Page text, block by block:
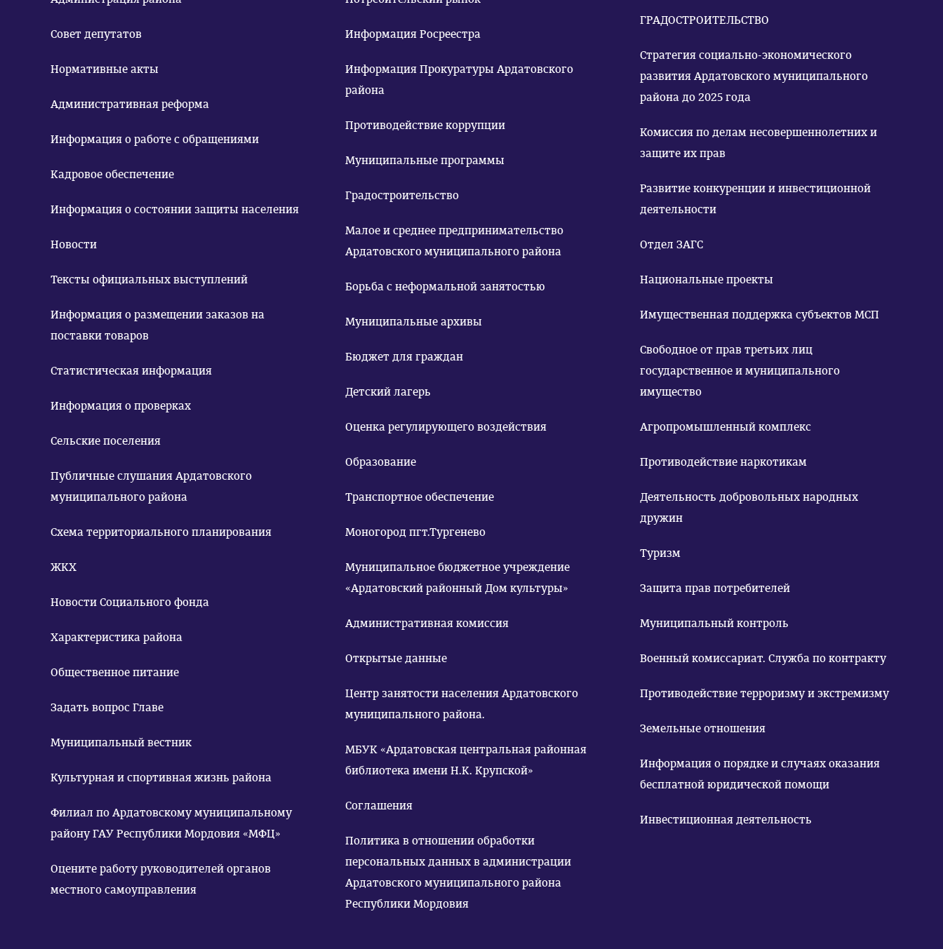
Совет депутатов
Нормативные акты
Административная реформа
Информация о работе с обращениями
Кадровое обеспечение
Информация о состоянии защиты населения
Новости
Тексты официальных выступлений
Информация о размещении заказов на
поставки товаров
Статистическая информация
Информация о проверках
Сельские поселения
Публичные слушания Ардатовского
муниципального района
Схема территориального планирования
ЖКХ
Новости Социального фонда
Характеристика района
Общественное питание
Задать вопрос Главе
Муниципальный вестник
Культурная и спортивная жизнь района
Филиал по Ардатовскому муниципальному
району ГАУ Республики Мордовия «МФЦ»
Оцените работу руководителей органов
местного самоуправления
Информация Росреестра
Информация Прокуратуры Ардатовского
района
Противодействие коррупции
Муниципальные программы
Градостроительство
Малое и среднее предпринимательство
Ардатовского муниципального района
Борьба с неформальной занятостью
Муниципальные архивы
Бюджет для граждан
Детский лагерь
Оценка регулирующего воздействия
Образование
Транспортное обеспечение
Моногород пгт.Тургенево
Муниципальное бюджетное учреждение
«Ардатовский районный Дом культуры»
Административная комиссия
Открытые данные
Центр занятости населения Ардатовского
муниципального района.
МБУК «Ардатовская центральная районная
библиотека имени Н.К. Крупской»
Соглашения
Политика в отношении обработки
персональных данных в администрации
Ардатовского муниципального района
Республики Мордовия
ГРАДОСТРОИТЕЛЬСТВО
Стратегия социально-экономического
развития Ардатовского муниципального
района до 2025 года
Комиссия по делам несовершеннолетних и
защите их прав
Развитие конкуренции и инвестиционной
деятельности
Отдел ЗАГС
Национальные проекты
Имущественная поддержка субъектов МСП
Свободное от прав третьих лиц
государственное и муниципального
имущество
Агропромышленный комплекс
Противодействие наркотикам
Деятельность добровольных народных
дружин
Туризм
Защита прав потребителей
Муниципальный контроль
Военный комиссариат. Служба по контракту
Противодействие терроризму и экстремизму
Земельные отношения
Информация о порядке и случаях оказания
бесплатной юридической помощи
Инвестиционная деятельность